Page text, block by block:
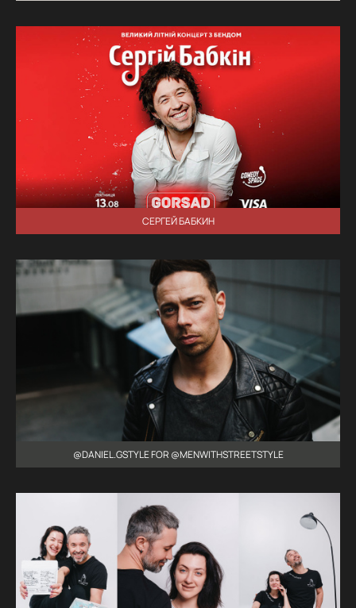
СЕРГЕЙ БАБКИН
@DANIEL.GSTYLE FOR @MENWITHSTREETSTYLE